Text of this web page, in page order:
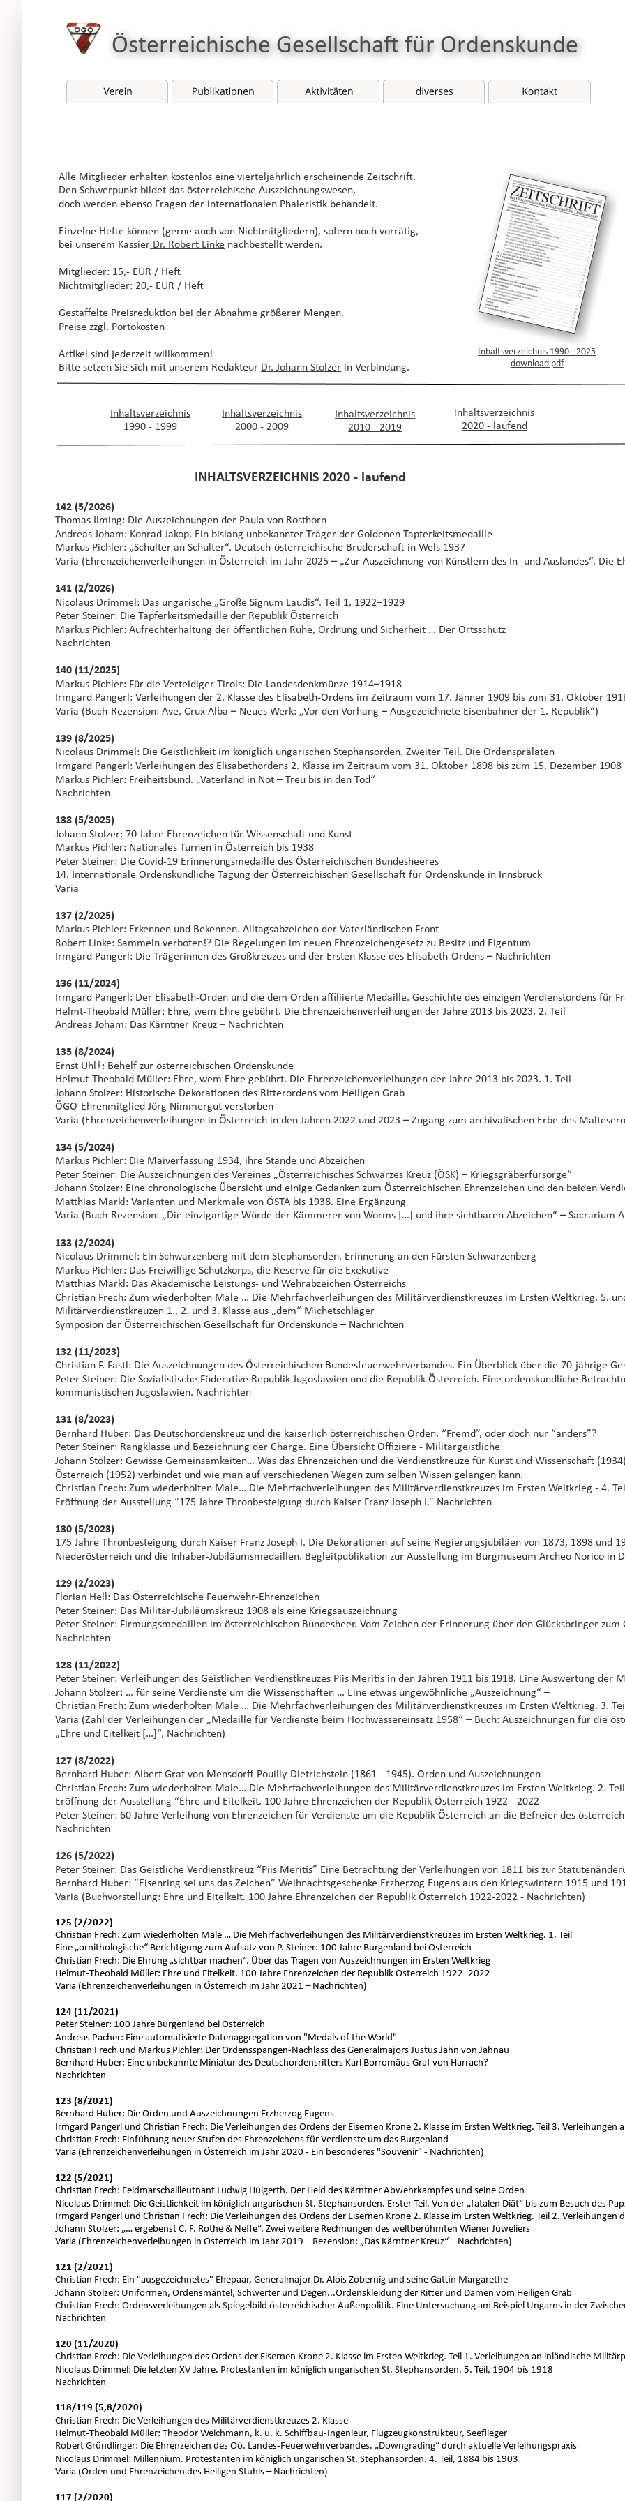
Österreichische Gesellschaft für Ordenskunde
Alle Mitglieder erhalten kostenlos eine vierteljährlich erscheinende Zeitschrift.
Den Schwerpunkt bildet das österreichische Auszeichnungswesen,
doch werden ebenso Fragen der internationalen Phaleristik behandelt.
Einzelne Hefte können (gerne auch von Nichtmitgliedern), sofern noch vorrätig,
bei unserem Kassier Dr. Robert Linke nachbestellt werden.
Mitglieder: 15,- EUR / Heft
Nichtmitglieder: 20,- EUR / Heft
Gestaffelte Preisreduktion bei der Abnahme größerer Mengen.
Preise zzgl. Portokosten
Artikel sind jederzeit willkommen!
Bitte setzen Sie sich mit unserem Redakteur Dr. Johann Stolzer in Verbindung.
Inhaltsverzeichnis 1990 - 2025
download pdf
Inhaltsverzeichnis
1990 - 1999
Inhaltsverzeichnis
2000 - 2009
Inhaltsverzeichnis
2010 - 2019
nhaltsverzeichnis
2020 - laufend
INHALTSVERZEICHNIS 2020 - laufend
142 (5/2026)
Thomas Ilming: Die Auszeichnungen der Paula von Rosthorn
Andreas Joham: Konrad Jakop. Ein bislang unbekannter Träger der Goldenen Tapferkeitsmedaille
Markus Pichler: „Schulter an Schulter“. Deutsch-österreichische Bruderschaft in Wels 1937
Varia (Ehrenzeichenverleihungen in Österreich im Jahr 2025 – „Zur Auszeichnung von Künstlern des In- und Auslandes“. Die
141 (2/2026)
Nicolaus Drimmel: Das ungarische „Große Signum Laudis“. Teil 1, 1922–1929
Peter Steiner: Die Tapferkeitsmedaille der Republik Österreich
Markus Pichler: Aufrechterhaltung der öffentlichen Ruhe, Ordnung und Sicherheit … Der Ortsschutz
Nachrichten
140 (11/2025)
Markus Pichler: Für die Verteidiger Tirols: Die Landesdenkmünze 1914–1918
Irmgard Pangerl: Verleihungen der 2. Klasse des Elisabeth-Ordens im Zeitraum vom 17. Jänner 1909 bis zum 31. Oktober
Varia (Buch-Rezension: Ave, Crux Alba – Neues Werk: „Vor den Vorhang – Ausgezeichnete Eisenbahner der 1. Republik“)
139 (8/2025)
Nicolaus Drimmel: Die Geistlichkeit im königlich ungarischen Stephansorden. Zweiter Teil. Die Ordensprälaten
Irmgard Pangerl: Verleihungen des Elisabethordens 2. Klasse im Zeitraum vom 31. Oktober 1898 bis zum 15. Dezember 1908
Markus Pichler: Freiheitsbund. „Vaterland in Not – Treu bis in den Tod“
Nachrichten
138 (5/2025)
Johann Stolzer: 70 Jahre Ehrenzeichen für Wissenschaft und Kunst
Markus Pichler: Nationales Turnen in Österreich bis 1938
Peter Steiner: Die Covid-19 Erinnerungsmedaille des Österreichischen Bundesheeres
14. Internationale Ordenskundliche Tagung der Österreichischen Gesellschaft für Ordenskunde in Innsbruck
Varia
137 (2/2025)
Markus Pichler: Erkennen und Bekennen. Alltagsabzeichen der Vaterländischen Front
Robert Linke: Sammeln verboten!? Die Regelungen im neuen Ehrenzeichengesetz zu Besitz und Eigentum
Irmgard Pangerl: Die Trägerinnen des Großkreuzes und der Ersten Klasse des Elisabeth-Ordens – Nachrichten
136 (11/2024)
Irmgard Pangerl: Der Elisabeth-Orden und die dem Orden affiliierte Medaille. Geschichte des einzigen Verdienstordens für
Helmt-Theobald Müller: Ehre, wem Ehre gebührt. Die Ehrenzeichenverleihungen der Jahre 2013 bis 2023. 2. Teil
Andreas Joham: Das Kärntner Kreuz – Nachrichten
135 (8/2024)
Ernst Uhl†: Behelf zur österreichischen Ordenskunde
Helmut-Theobald Müller: Ehre, wem Ehre gebührt. Die Ehrenzeichenverleihungen der Jahre 2013 bis 2023. 1. Teil
Johann Stolzer: Historische Dekorationen des Ritterordens vom Heiligen Grab
ÖGO-Ehrenmitglied Jörg Nimmergut verstorben
Varia (Ehrenzeichenverleihungen in Österreich in den Jahren 2022 und 2023 – Zugang zum archivalischen Erbe des
134 (5/2024)
Markus Pichler: Die Maiverfassung 1934, ihre Stände und Abzeichen
Peter Steiner: Die Auszeichnungen des Vereines „Österreichisches Schwarzes Kreuz (ÖSK) – Kriegsgräberfürsorge“
Johann Stolzer: Eine chronologische Übersicht und einige Gedanken zum Österreichischen Ehrenzeichen und den beiden
Matthias Markl: Varianten und Merkmale von ÖSTA bis 1938. Eine Ergänzung
Varia (Buch-Rezension: „Die einzigartige Würde der Kämmerer von Worms […] und ihre sichtbaren Abzeichen“ – Sacrarium
133 (2/2024)
Nicolaus Drimmel: Ein Schwarzenberg mit dem Stephansorden. Erinnerung an den Fürsten Schwarzenberg
Markus Pichler: Das Freiwillige Schutzkorps, die Reserve für die Exekutive
Matthias Markl: Das Akademische Leistungs- und Wehrabzeichen Österreichs
Christian Frech: Zum wiederholten Male … Die Mehrfachverleihungen des Militärverdienstkreuzes im Ersten Weltkrieg. 5.
Militärverdienstkreuzen 1., 2. und 3. Klasse aus „dem“ Michetschläger
Symposion der Österreichischen Gesellschaft für Ordenskunde – Nachrichten
132 (11/2023)
Christian F. Fastl: Die Auszeichnungen des Österreichischen Bundesfeuerwehrverbandes. Ein Überblick über die 70-jährige
Peter Steiner: Die Sozialistische Föderative Republik Jugoslawien und die Republik Österreich. Eine ordenskundliche
kommunistischen Jugoslawien. Nachrichten
131 (8/2023)
Bernhard Huber: Das Deutschordenskreuz und die kaiserlich österreichischen Orden. “Fremd”, oder doch nur “anders”?
Peter Steiner: Rangklasse und Bezeichnung der Charge. Eine Übersicht Offiziere - Militärgeistliche
Johann Stolzer: Gewisse Gemeinsamkeiten… Was das Ehrenzeichen und die Verdienstkreuze für Kunst und Wissenschaft
Österreich (1952) verbindet und wie man auf verschiedenen Wegen zum selben Wissen gelangen kann.
Christian Frech: Zum wiederholten Male… Die Mehrfachverleihungen des Militärverdienstkreuzes im Ersten Weltkrieg - 4.
Eröffnung der Ausstellung “175 Jahre Thronbesteigung durch Kaiser Franz Joseph I.” Nachrichten
130 (5/2023)
175 Jahre Thronbesteigung durch Kaiser Franz Joseph I. Die Dekorationen auf seine Regierungsjubiläen von 1873, 1898 und
Niederösterreich und die Inhaber-Jubiläumsmedaillen. Begleitpublikation zur Ausstellung im Burgmuseum Archeo Norico in
129 (2/2023)
Florian Hell: Das Österreichische Feuerwehr-Ehrenzeichen
Peter Steiner: Das Militär-Jubiläumskreuz 1908 als eine Kriegsauszeichnung
Peter Steiner: Firmungsmedaillen im österreichischen Bundesheer. Vom Zeichen der Erinnerung über den Glücksbringer zum
Nachrichten
128 (11/2022)
Peter Steiner: Verleihungen des Geistlichen Verdienstkreuzes Piis Meritis in den Jahren 1911 bis 1918. Eine Auswertung der
Johann Stolzer: … für seine Verdienste um die Wissenschaften … Eine etwas ungewöhnliche „Auszeichnung“ –
Christian Frech: Zum wiederholten Male … Die Mehrfachverleihungen des Militärverdienstkreuzes im Ersten Weltkrieg. 3.
Varia (Zahl der Verleihungen der „Medaille für Verdienste beim Hochwassereinsatz 1958“ – Buch: Auszeichnungen für die
„Ehre und Eitelkeit […]“, Nachrichten)
127 (8/2022)
Bernhard Huber: Albert Graf von Mensdorff-Pouilly-Dietrichstein (1861 - 1945). Orden und Auszeichnungen
Christian Frech: Zum wiederholten Male… Die Mehrfachverleihungen des Militärverdienstkreuzes im Ersten Weltkrieg. 2. Teil
Eröffnung der Ausstellung “Ehre und Eitelkeit. 100 Jahre Ehrenzeichen der Republik Österreich 1922 - 2022
Peter Steiner: 60 Jahre Verleihung von Ehrenzeichen für Verdienste um die Republik Österreich an die Befreier des
Nachrichten
126 (5/2022)
Peter Steiner: Das Geistliche Verdienstkreuz “Piis Meritis” Eine Betrachtung der Verleihungen von 1811 bis zur
Bernhard Huber: “Eisenring sei uns das Zeichen” Weihnachtsgeschenke Erzherzog Eugens aus den Kriegswintern 1915 und
Varia (Buchvorstellung: Ehre und Eitelkeit. 100 Jahre Ehrenzeichen der Republik Österreich 1922-2022 - Nachrichten)
125 (2/2022)
Christian Frech: Zum wiederholten Male … Die Mehrfachverleihungen des Militärverdienstkreuzes im Ersten Weltkrieg. 1. Teil
Eine „ornithologische“ Berichtigung zum Aufsatz von P. Steiner: 100 Jahre Burgenland bei Österreich
Christian Frech: Die Ehrung „sichtbar machen“. Über das Tragen von Auszeichnungen im Ersten Weltkrieg
Helmut-Theobald Müller: Ehre und Eitelkeit. 100 Jahre Ehrenzeichen der Republik Österreich 1922–2022
Varia (Ehrenzeichenverleihungen in Österreich im Jahr 2021 – Nachrichten)
124 (11/2021)
Peter Steiner: 100 Jahre Burgenland bei Österreich
Andreas Pacher: Eine automatisierte Datenaggregation von "Medals of the World"
Christian Frech und Markus Pichler: Der Ordensspangen-Nachlass des Generalmajors Justus Jahn von Jahnau
Bernhard Huber: Eine unbekannte Miniatur des Deutschordensritters Karl Borromäus Graf von Harrach?
Nachrichten
123 (8/2021)
Bernhard Huber: Die Orden und Auszeichnungen Erzherzog Eugens
Irmgard Pangerl und Christian Frech: Die Verleihungen des Ordens der Eisernen Krone 2. Klasse im Ersten Weltkrieg. Teil 3.
Christian Frech: Einführung neuer Stufen des Ehrenzeichens für Verdienste um das Burgenland
Varia (Ehrenzeichenverleihungen in Österreich im Jahr 2020 - Ein besonderes "Souvenir" - Nachrichten)
122 (5/2021)
Christian Frech: Feldmarschallleutnant Ludwig Hülgerth. Der Held des Kärntner Abwehrkampfes und seine Orden
Nicolaus Drimmel: Die Geistlichkeit im königlich ungarischen St. Stephansorden. Erster Teil. Von der „fatalen Diät“ bis zum Besuch des
Irmgard Pangerl und Christian Frech: Die Verleihungen des Ordens der Eisernen Krone 2. Klasse im Ersten Weltkrieg. Teil 2.
Johann Stolzer: „… ergebenst C. F. Rothe & Neffe“. Zwei weitere Rechnungen des weltberühmten Wiener Juweliers
Varia (Ehrenzeichenverleihungen in Österreich im Jahr 2019 – Rezension: „Das Kärntner Kreuz“ – Nachrichten)
121 (2/2021)
Christian Frech: Ein "ausgezeichnetes" Ehepaar, Generalmajor Dr. Alois Zobernig und seine Gattin Margarethe
Johann Stolzer: Uniformen, Ordensmäntel, Schwerter und Degen...Ordenskleidung der Ritter und Damen vom Heiligen Grab
Christian Frech: Ordensverleihungen als Spiegelbild österreichischer Außenpolitik. Eine Untersuchung am Beispiel Ungarns in der
Nachrichten
120 (11/2020)
Christian Frech: Die Verleihungen des Ordens der Eisernen Krone 2. Klasse im Ersten Weltkrieg. Teil 1. Verleihungen an inländische
Nicolaus Drimmel: Die letzten XV Jahre. Protestanten im königlich ungarischen St. Stephansorden. 5. Teil, 1904 bis 1918
Nachrichten
118/119 (5,8/2020)
Christian Frech: Die Verleihungen des Militärverdienstkreuzes 2. Klasse
Helmut-Theobald Müller: Theodor Weichmann, k. u. k. Schiffbau-Ingenieur, Flugzeugkonstrukteur, Seeflieger
Robert Gründlinger: Die Ehrenzeichen des Oö. Landes-Feuerwehrverbandes. „Downgrading“ durch aktuelle Verleihungspraxis
Nicolaus Drimmel: Millennium. Protestanten im königlich ungarischen St. Stephansorden. 4. Teil, 1884 bis 1903
Varia (Orden und Ehrenzeichen des Heiligen Stuhls – Nachrichten)
117 (2/2020)